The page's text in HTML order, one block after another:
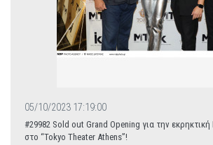
05/10/2023 17:19:00
#29982 Sold out Grand Opening για την εκρηκτική
στο “Tokyo Theater Athens”!